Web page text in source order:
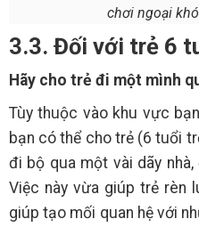
chơi ngoại
3.3. Đối với trẻ 6
Hãy cho trẻ đi một mình
Tùy thuộc vào khu vực
bạn có thể cho trẻ (6 tuổi
đi bộ qua một vài dãy
Việc này vừa giúp trẻ rèn
giúp tạo mối quan hệ với